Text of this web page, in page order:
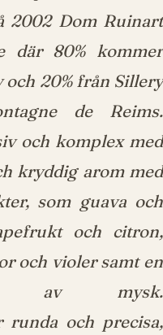
2002 Dom Ruinart
där 80% kommer
20% från Sillery
de Reims.
och komplex med
kryddig arom med
som guava och
och citron,
och violer samt en
av mysk.
runda och precisa,